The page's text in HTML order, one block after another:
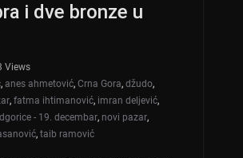
i dve bronze u
Views
, anes ahmetović, Crna Gora, džudo,
, fatma ihtimanović, imran deljević,
- 19. decembar, novi pazar,
, taib ramović